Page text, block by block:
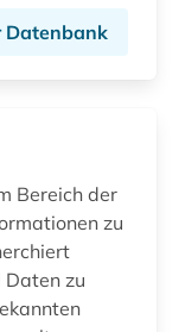
Datenbank
Bereich der
zu
zu